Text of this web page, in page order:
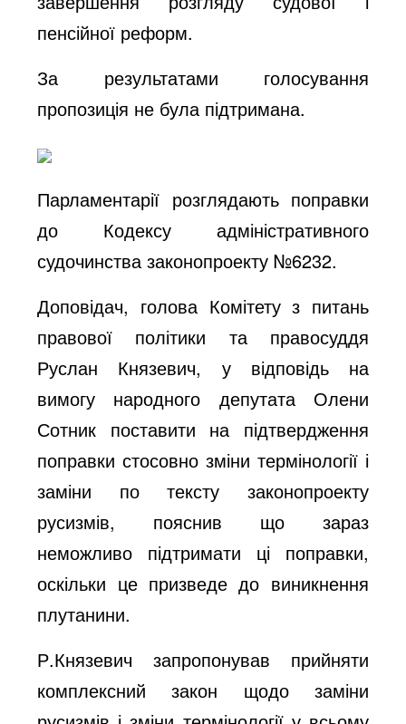
пенсійної реформ.
За результатами голосування
пропозиція не була підтримана.
Парламентарії розглядають поправки
до Кодексу адміністративного
судочинства законопроекту №6232.
Доповідач, голова Комітету з питань
правової політики та правосуддя
Руслан Князевич, у відповідь на
вимогу народного депутата Олени
Сотник поставити на підтвердження
поправки стосовно зміни термінології і
заміни по тексту законопроекту
русизмів, пояснив що зараз
неможливо підтримати ці поправки,
оскільки це призведе до виникнення
плутанини.
Р.Князевич запропонував прийняти
комплексний закон щодо заміни